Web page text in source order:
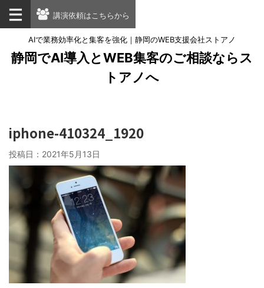
講演依頼はこちらから
AIで業務効率化と集客を強化｜静岡のWEB支援会社ストアノ
静岡でAI導入とWEB集客のご相談ならス
トアノへ
iphone-410324_1920
投稿日： 2021年5月13日